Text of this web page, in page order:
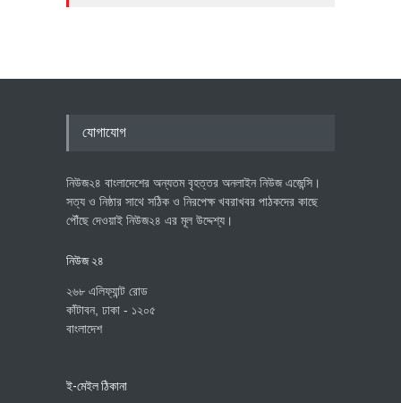
যোগাযোগ
নিউজ২৪ বাংলাদেশের অন্যতম বৃহত্তর অনলাইন নিউজ এজেন্সি।
সত্য ও নিষ্ঠার সাথে সঠিক ও নিরপেক্ষ খবরাখবর পাঠকদের কাছে
পৌঁছে দেওয়াই নিউজ২৪ এর মূল উদ্দেশ্য।
নিউজ ২৪
২৬৮ এলিফ্যান্ট রোড
কাঁটাবন, ঢাকা - ১২০৫
বাংলাদেশ
ই-মেইল ঠিকানা